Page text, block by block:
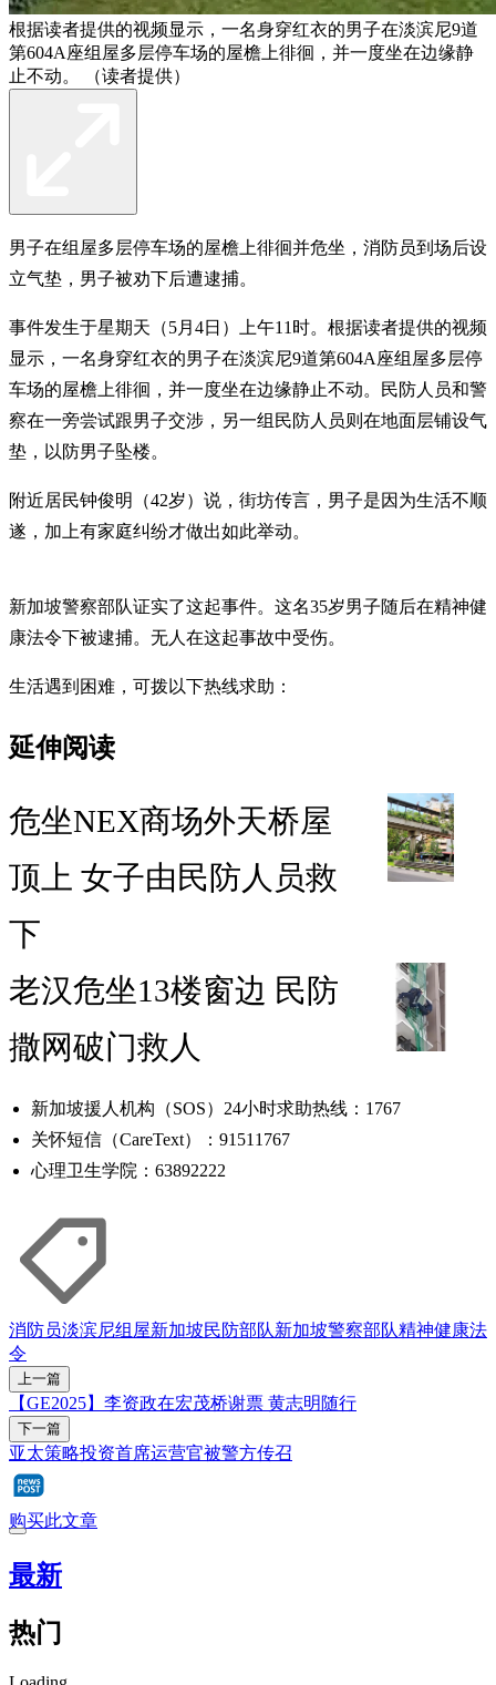
根据读者提供的视频显示，一名身穿红衣的男子在淡滨尼9道
第604A座组屋多层停车场的屋檐上徘徊，并一度坐在边缘静
止不动。 （读者提供）
男子在组屋多层停车场的屋檐上徘徊并危坐，消防员到场后设
立气垫，男子被劝下后遭逮捕。
事件发生于星期天（5月4日）上午11时。根据读者提供的视频
显示，一名身穿红衣的男子在淡滨尼9道第604A座组屋多层停
车场的屋檐上徘徊，并一度坐在边缘静止不动。民防人员和警
察在一旁尝试跟男子交涉，另一组民防人员则在地面层铺设气
垫，以防男子坠楼。
附近居民钟俊明（42岁）说，街坊传言，男子是因为生活不顺
遂，加上有家庭纠纷才做出如此举动。
新加坡警察部队证实了这起事件。这名35岁男子随后在精神健
康法令下被逮捕。无人在这起事故中受伤。
生活遇到困难，可拨以下热线求助：
延伸阅读
危坐NEX商场外天桥屋
顶上 女子由民防人员救
下
老汉危坐13楼窗边 民防
撒网破门救人
新加坡援人机构（SOS）24小时求助热线：1767
关怀短信（CareText）：91511767
心理卫生学院：63892222
消防员淡滨尼组屋新加坡民防部队新加坡警察部队精神健康法
令
上一篇
【GE2025】李资政在宏茂桥谢票 黄志明随行
下一篇
亚太策略投资首席运营官被警方传召
购买此文章
最新
热门